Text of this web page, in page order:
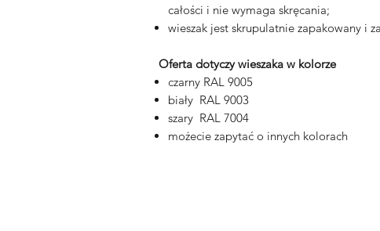
całości i nie wymaga skręcania;
wieszak jest skrupulatnie zapakowany i
Oferta dotyczy wieszaka w kolorze
czarny RAL 9005
biały RAL 9003
szary RAL 7004
możecie zapytać o innych kolorach